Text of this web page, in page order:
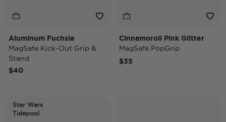
Aluminum Fuchsia
MagSafe Kick-Out Grip &
Stand
$40
Cinnamoroll Pink Glitter
MagSafe PopGrip
$35
Star Wars
Tidepool